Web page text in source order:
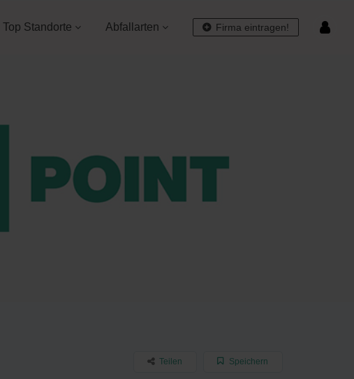
Firma eintragen!
Top Standorte Abfallarten
Speichern
Teilen